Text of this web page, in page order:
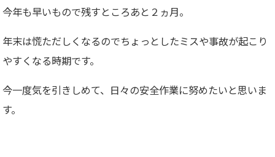
今年も早いもので残すところあと２ヵ月。
年末は慌ただしくなるのでちょっとしたミスや事故が起こり
やすくなる時期です。
今一度気を引きしめて、日々の安全作業に努めたいと思いま
す。